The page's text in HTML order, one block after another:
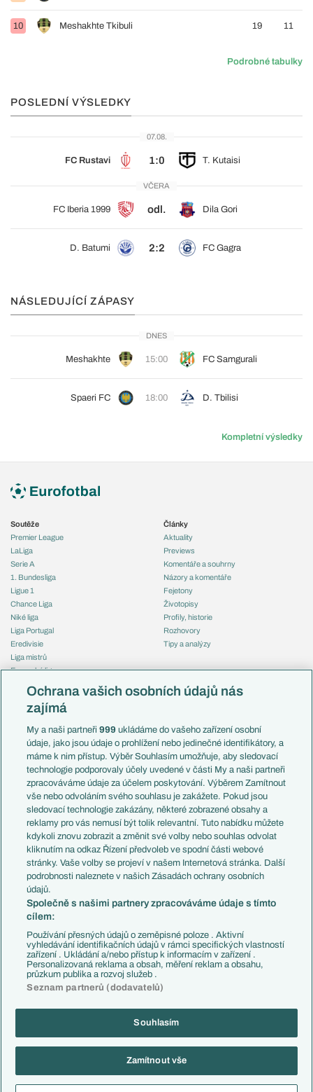
10 Meshakhte Tkibuli 19 11
Podrobné tabulky
POSLEDNÍ VÝSLEDKY
07.08.
FC Rustavi 1:0 T. Kutaisi
VČERA
FC Iberia 1999 odl. Dila Gori
D. Batumi 2:2 FC Gagra
NÁSLEDUJÍCÍ ZÁPASY
DNES
Meshakhte 15:00 FC Samgurali
Spaeri FC 18:00 D. Tbilisi
Kompletní výsledky
Soutěže
Premier League
LaLiga
Serie A
1. Bundesliga
Ligue 1
Chance Liga
Niké liga
Liga Portugal
Eredivisie
Liga mistrů
Evropská liga
Mistrovství světa
Liga národů
Témata
Představení týmů MS
EuroSkauting
PL v kostce
Evropské koeficienty
Přestupy
Přestupové spekulace
Zranění
Kluby
Arsenal FC
Chelsea FC
Manchester United
AC Milán
Juventus FC
Bayern Mnichov
FC Barcelona
Real Madrid
Články
Aktuality
Previews
Komentáře a souhrny
Názory a komentáře
Fejetony
Životopisy
Profily, historie
Rozhovory
Tipy a analýzy
Česko
Francie
Itálie
Německo
Španělsko
Argentina
Brazílie
Přestupy
Zápasy
Livescore
Tipovací soutěž
Copyright © 2001-2026 EuroFotbal.cz. Využíváme zpravodajství ČTK.
Informace o zpracování osobních údajů
Ochrana vašich osobních údajů nás
zajímá
My a naši partneři999 ukládáme do vašeho zařízení osobní
údaje, jako jsou údaje o prohlížení nebo jedinečné identifikátory, a
máme k nim přístup. Výběr Souhlasím umožňuje, aby sledovací
technologie podporovaly účely uvedené v části My a naši partneři
zpracováváme údaje za účelem poskytování. Výběrem Zamítnout
vše nebo odvoláním svého souhlasu je zakážete. Pokud jsou
sledovací technologie zakázány, některé zobrazené obsahy a
reklamy pro vás nemusí být tolik relevantní. Tuto nabídku můžete
kdykoli znovu zobrazit a změnit své volby nebo souhlas odvolat
kliknutím na odkaz Řízení předvoleb ve spodní části webové
stránky. Vaše volby se projeví v našem Internetová stránka. Další
podrobnosti naleznete v našich Zásadách ochrany osobních
údajů.
Společně s našimi partnery zpracováváme údaje s tímto
cílem:
Používání přesných údajů o zeměpisné poloze . Aktivní
vyhledávání identifikačních údajů v rámci specifických vlastností
zařízení . Ukládání a/nebo přístup k informacím v zařízení .
Personalizovaná reklama a obsah, měření reklam a obsahu,
průzkum publika a rozvoj služeb .
Seznam partnerů (dodavatelů)
Souhlasím
Zamítnout vše